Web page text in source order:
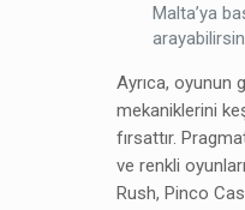
Malta’ya
Ayrıca, oyunun
mekaniklerini
fırsattır.
ve renkli
Rush, Pinco